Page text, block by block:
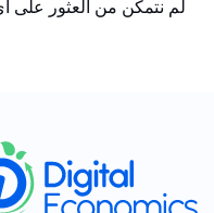
لم نتمكن من العثور على